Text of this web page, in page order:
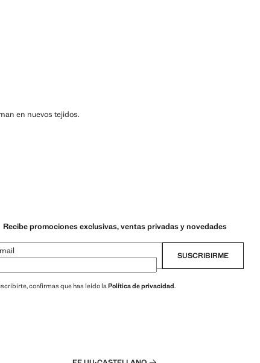
en nuevos tejidos.
Recibe promociones exclusivas, ventas privadas y novedades
SUSCRIBIRME
confirmas que has leído laPolítica de privacidad.